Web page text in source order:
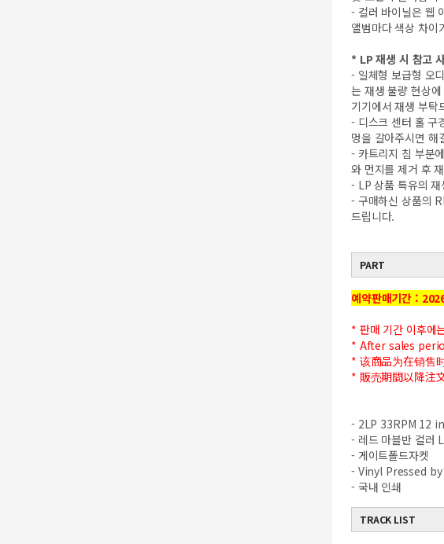
- 컬러 바이닐은 웹
앨범마다 색상 차이
* LP 재생 시 참고
- 일체형 보급형 오
는 재생 불량 현상
기기에서 재생 부탁
- 디스크 센터 홀 구
멍을 갈아주시면 해
- 카트리지 침 부분
와 먼지를 제거 후
- LP 상품 특유의
- 구매하신 상품의
드립니다.
PART
예약판매기간 :
* 판매 기간 이후에
* After sales
* 该商品为在销售
* 販売期間以降注
- 2LP 33RPM 12
- 레드 마블반 컬러
- 게이트폴드자켓
- Vinyl Pressed by
- 국내 인쇄
TRACK LIST